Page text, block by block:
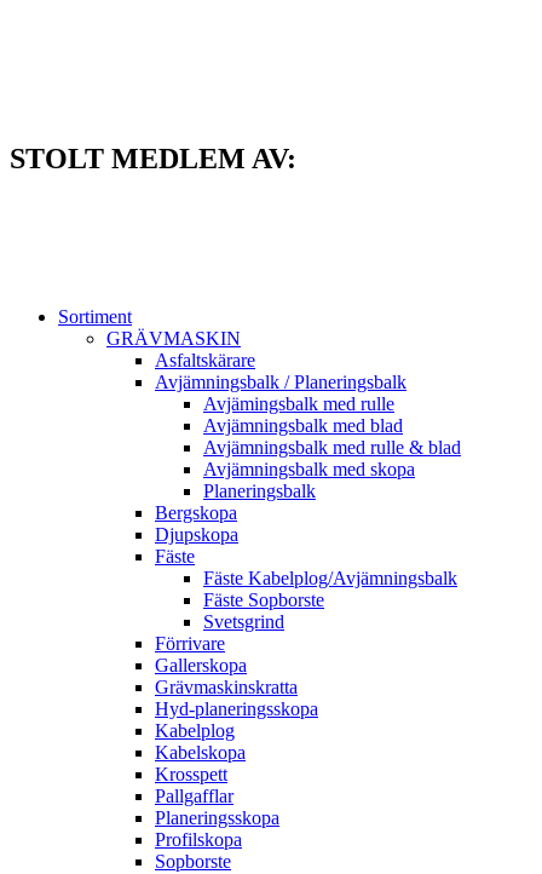
STOLT MEDLEM AV:
Sortiment
GRÄV­MASKIN
Asfalt­skärare
Avjämnings­balk / Planeringsbalk
Avjämingsbalk med rulle
Avjämningsbalk med blad
Avjämningsbalk med rulle & blad
Avjämningsbalk med skopa
Planerings­balk
Berg­skopa
Djup­skopa
Fäste
Fäste Kabel­­plog/­Avjämnings­­balk
Fäste Sop­borste
Svets­grind
Förrivare
Galler­skopa
Gräv­maskins­kratta
Hyd­-planerings­skopa
Kabel­plog
Kabel­skopa
Kros­spett
Pallgafflar
Planerings­skopa
Profil­skopa
Sop­borste